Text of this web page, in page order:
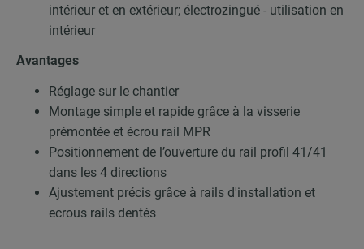
intérieur et en extérieur; électrozingué - utilisation en
intérieur
Avantages
Réglage sur le chantier
Montage simple et rapide grâce à la visserie
prémontée et écrou rail MPR
Positionnement de l’ouverture du rail profil 41/41
dans les 4 directions
Ajustement précis grâce à rails d'installation et
ecrous rails dentés